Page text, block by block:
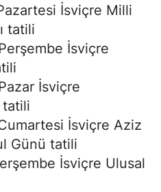
İsviçre Milli
tatili
İsviçre
İsviçre
tatili
İsviçre Aziz
Günü tatili
İsviçre Ulusal